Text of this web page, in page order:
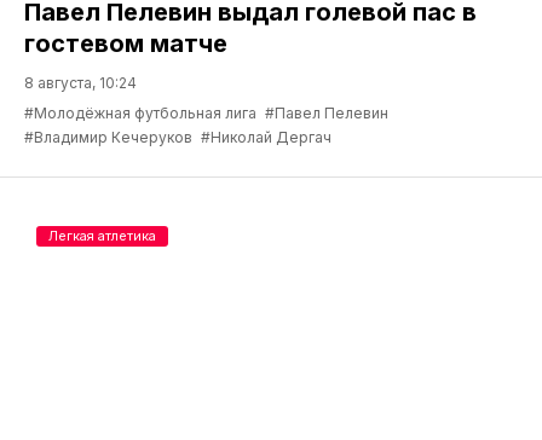
Павел Пелевин выдал голевой пас в
гостевом матче
8 августа, 10:24
#Молодёжная футбольная лига #Павел Пелевин
#Владимир Кечеруков #Николай Дергач
Легкая атлетика